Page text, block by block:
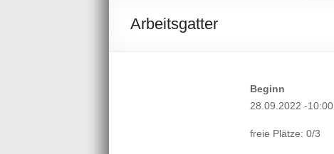
Arbeitsgatter
Beginn
28.09.2022 -10:00
freie Plätze: 0/3